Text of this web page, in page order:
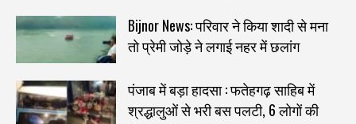
Bijnor News: परिवार ने किया शादी से मना
तो प्रेमी जोड़े ने लगाई नहर में छलांग
पंजाब में बड़ा हादसा : फतेहगढ़ साहिब में
श्रद्धालुओं से भरी बस पलटी, 6 लोगों की